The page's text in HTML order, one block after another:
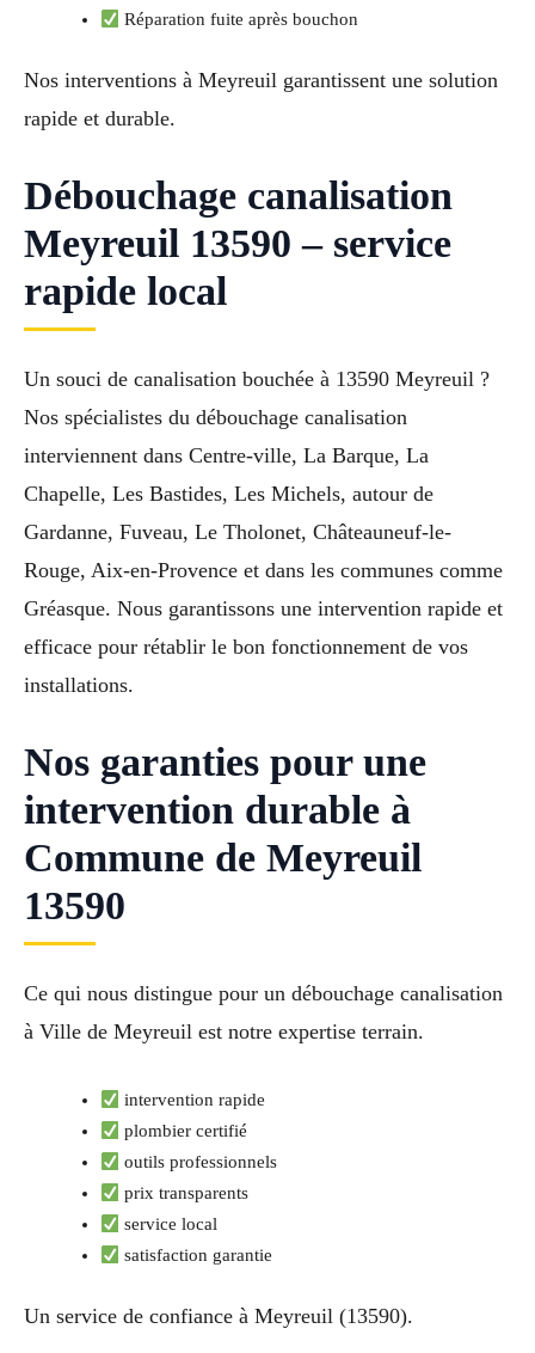
Réparation fuite après bouchon
Nos interventions à Meyreuil garantissent une solution
rapide et durable.
Débouchage canalisation
Meyreuil 13590 – service
rapide local
Un souci de canalisation bouchée à 13590 Meyreuil ?
Nos spécialistes du débouchage canalisation
interviennent dans Centre-ville, La Barque, La
Chapelle, Les Bastides, Les Michels, autour de
Gardanne, Fuveau, Le Tholonet, Châteauneuf-le-
Rouge, Aix-en-Provence et dans les communes comme
Gréasque. Nous garantissons une intervention rapide et
efficace pour rétablir le bon fonctionnement de vos
installations.
Nos garanties pour une
intervention durable à
Commune de Meyreuil
13590
Ce qui nous distingue pour un débouchage canalisation
à Ville de Meyreuil est notre expertise terrain.
intervention rapide
plombier certifié
outils professionnels
prix transparents
service local
satisfaction garantie
Un service de confiance à Meyreuil (13590).